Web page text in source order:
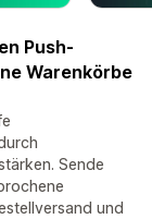
Push-
Warenkörbe
Sende
und